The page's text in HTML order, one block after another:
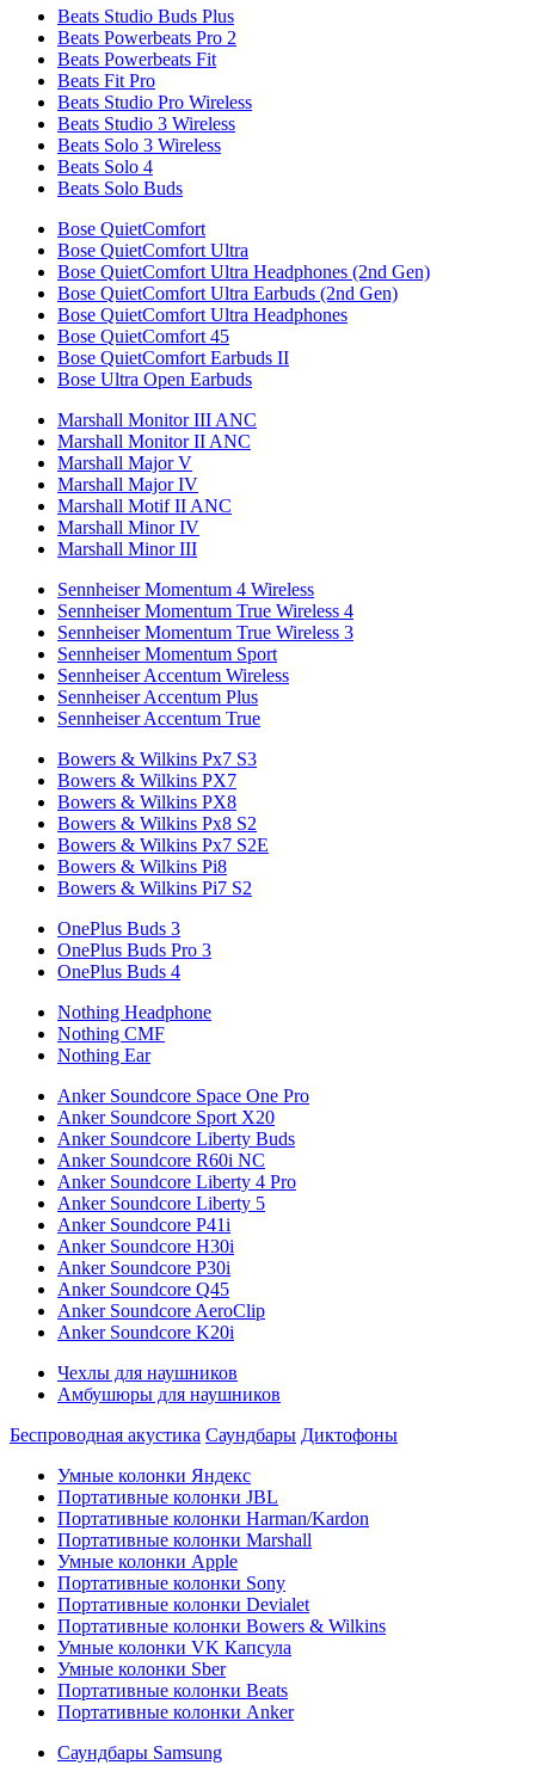
Beats Studio Buds Plus
Beats Powerbeats Pro 2
Beats Powerbeats Fit
Beats Fit Pro
Beats Studio Pro Wireless
Beats Studio 3 Wireless
Beats Solo 3 Wireless
Beats Solo 4
Beats Solo Buds
Bose QuietComfort
Bose QuietComfort Ultra
Bose QuietComfort Ultra Headphones (2nd Gen)
Bose QuietComfort Ultra Earbuds (2nd Gen)
Bose QuietComfort Ultra Headphones
Bose QuietComfort 45
Bose QuietComfort Earbuds II
Bose Ultra Open Earbuds
Marshall Monitor III ANC
Marshall Monitor II ANC
Marshall Major V
Marshall Major IV
Marshall Motif II ANC
Marshall Minor IV
Marshall Minor III
Sennheiser Momentum 4 Wireless
Sennheiser Momentum True Wireless 4
Sennheiser Momentum True Wireless 3
Sennheiser Momentum Sport
Sennheiser Accentum Wireless
Sennheiser Accentum Plus
Sennheiser Accentum True
Bowers & Wilkins Px7 S3
Bowers & Wilkins PX7
Bowers & Wilkins PX8
Bowers & Wilkins Px8 S2
Bowers & Wilkins Px7 S2E
Bowers & Wilkins Pi8
Bowers & Wilkins Pi7 S2
OnePlus Buds 3
OnePlus Buds Pro 3
OnePlus Buds 4
Nothing Headphone
Nothing CMF
Nothing Ear
Anker Soundcore Space One Pro
Anker Soundcore Sport X20
Anker Soundcore Liberty Buds
Anker Soundcore R60i NC
Anker Soundcore Liberty 4 Pro
Anker Soundcore Liberty 5
Anker Soundcore P41i
Anker Soundcore H30i
Anker Soundcore P30i
Anker Soundcore Q45
Anker Soundcore AeroClip
Anker Soundcore K20i
Чехлы для наушников
Амбушюры для наушников
Беспроводная акустика Саундбары Диктофоны
Умные колонки Яндекс
Портативные колонки JBL
Портативные колонки Harman/Kardon
Портативные колонки Marshall
Умные колонки Apple
Портативные колонки Sony
Портативные колонки Devialet
Портативные колонки Bowers & Wilkins
Умные колонки VK Капсула
Умные колонки Sber
Портативные колонки Beats
Портативные колонки Anker
Саундбары Samsung